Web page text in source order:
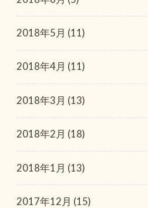
2018年5月 (11)
2018年4月 (11)
2018年3月 (13)
2018年2月 (18)
2018年1月 (13)
2017年12月 (15)